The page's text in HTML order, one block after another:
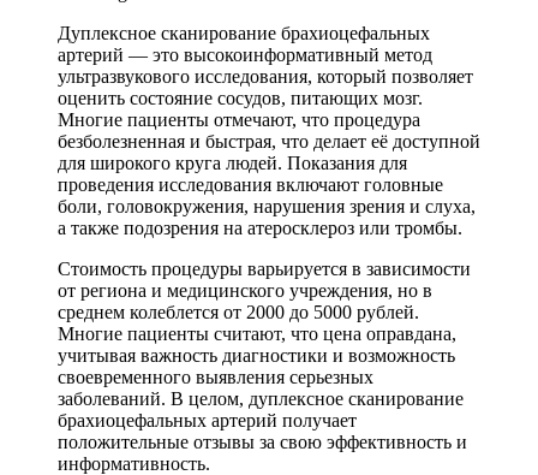
Дуплексное сканирование брахиоцефальных
артерий — это высокоинформативный метод
ультразвукового исследования, который позволяет
оценить состояние сосудов, питающих мозг.
Многие пациенты отмечают, что процедура
безболезненная и быстрая, что делает её доступной
для широкого круга людей. Показания для
проведения исследования включают головные
боли, головокружения, нарушения зрения и слуха,
а также подозрения на атеросклероз или тромбы.
Стоимость процедуры варьируется в зависимости
от региона и медицинского учреждения, но в
среднем колеблется от 2000 до 5000 рублей.
Многие пациенты считают, что цена оправдана,
учитывая важность диагностики и возможность
своевременного выявления серьезных
заболеваний. В целом, дуплексное сканирование
брахиоцефальных артерий получает
положительные отзывы за свою эффективность и
информативность.